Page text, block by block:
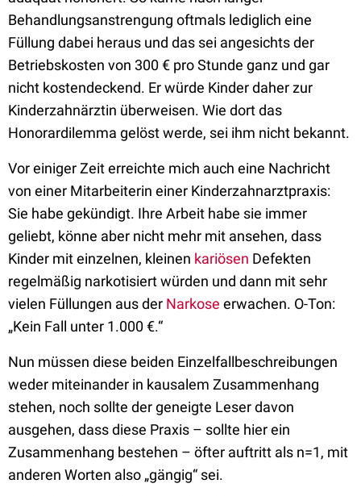
Behandlungsanstrengung oftmals lediglich eine
Füllung dabei heraus und das sei angesichts der
Betriebskosten von 300 € pro Stunde ganz und gar
nicht kostendeckend. Er würde Kinder daher zur
Kinderzahnärztin überweisen. Wie dort das
Honorardilemma gelöst werde, sei ihm nicht bekannt.
Vor einiger Zeit erreichte mich auch eine Nachricht
von einer Mitarbeiterin einer Kinderzahnarztpraxis:
Sie habe gekündigt. Ihre Arbeit habe sie immer
geliebt, könne aber nicht mehr mit ansehen, dass
Kinder mit einzelnen, kleinen kariösen Defekten
regelmäßig narkotisiert würden und dann mit sehr
vielen Füllungen aus der Narkose erwachen. O-Ton:
„Kein Fall unter 1.000 €.“
Nun müssen diese beiden Einzelfallbeschreibungen
weder miteinander in kausalem Zusammenhang
stehen, noch sollte der geneigte Leser davon
ausgehen, dass diese Praxis – sollte hier ein
Zusammenhang bestehen – öfter auftritt als n=1, mit
anderen Worten also „gängig“ sei.